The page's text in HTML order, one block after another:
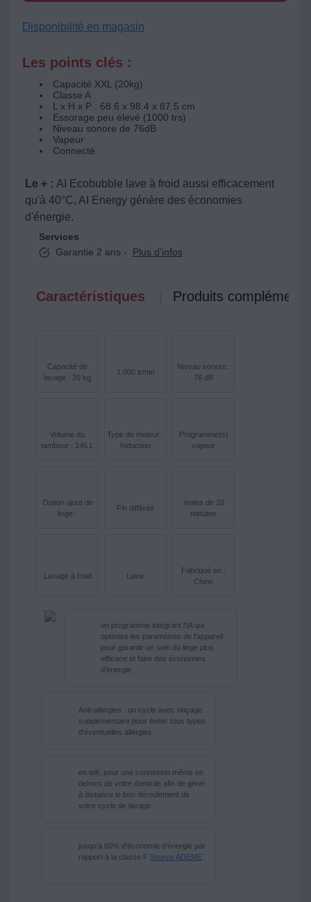
Disponibilité en magasin
Les points clés :
Capacité XXL (20kg)
Classe A
L x H x P : 68.6 x 98.4 x 87.5 cm
Essorage peu élevé (1000 trs)
Niveau sonore de 76dB
Vapeur
Connecté
Le + : AI Ecobubble lave à froid aussi efficacement
qu'à 40°C, AI Energy génère des économies
d'énergie.
Services
Garantie 2 ans -
Plus d'infos
Caractéristiques Produits
Capacité de
lavage : 20 kg
1.000 tr/mn
Niveau sonore :
76 dB
Volume du
tambour : 145 L
Type de moteur :
Induction
Programme(s)
vapeur
Option ajout de
linge :
Fin différée
moins de 20
minutes
Lavage à froid Laine
Fabriqué en :
Chine
un programme intégrant l'IA qui
optimise les paramètres de l'appareil
pour garantir un soin du linge plus
efficace et faire des économies
d'énergie.
Anti-allergies : un cycle avec rinçage
supplémentaire pour éviter tous types
d'éventuelles allergies.
en wifi, pour une connexion même en
dehors de votre domicile afin de gérer
à distance le bon déroulement de
votre cycle de lavage
jusqu'à 60% d'économie d'énergie par
rapport à la classe F Source ADEME